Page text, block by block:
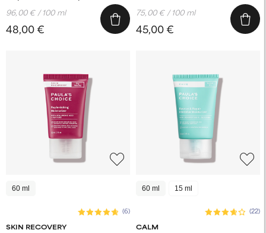
48,00 €
96,00 € / 100 ml
45,00 €
75,00 € / 100 ml
60 ml
SKIN RECOVERY
(6)
60 ml 15 ml
CALM
(22)